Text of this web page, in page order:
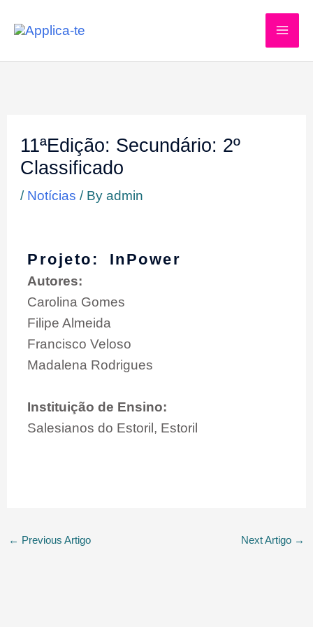
11ªEdição: Secundário: 2º
Classificado
/ Notícias / Byadmin
Projeto: InPower
Autores:
Carolina Gomes
Filipe Almeida
Francisco Veloso
Madalena Rodrigues
Instituição de Ensino:
Salesianos do Estoril, Estoril
← Previous Artigo Next Artigo →